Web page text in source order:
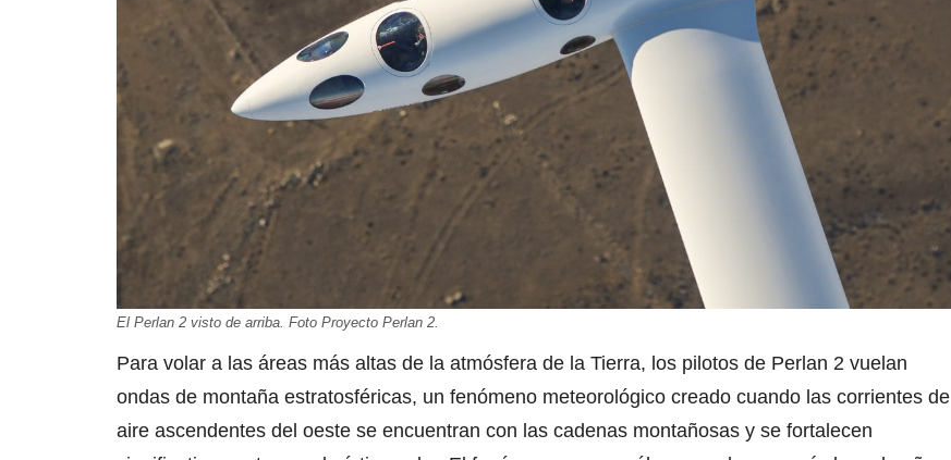
El Perlan 2 visto de arriba. Foto Proyecto Perlan 2.
Para volar a las áreas más altas de la atmósfera de la Tierra, los pilotos de Perlan 2 vuelan
ondas de montaña estratosféricas, un fenómeno meteorológico creado cuando las corrientes de
aire ascendentes del oeste se encuentran con las cadenas montañosas y se fortalecen